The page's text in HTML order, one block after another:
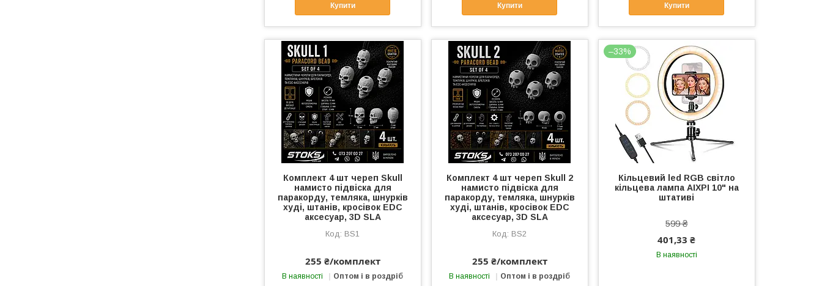
Купити Купити Купити
Комплект 4 шт череп Skull
намисто підвіска для
паракорду, темляка, шнурків
худі, штанів, кросівок EDC
аксесуар, 3D SLA
BS1
255 ₴/комплект
В наявності Оптом і в роздріб
Комплект 4 шт череп Skull 2
намисто підвіска для
паракорду, темляка, шнурків
худі, штанів, кросівок EDC
аксесуар, 3D SLA
BS2
255 ₴/комплект
В наявності Оптом і в роздріб
–33%
Кільцевий led RGB світло
кільцева лампа AIXPI 10" на
штативі
599 ₴
401,33 ₴
В наявності